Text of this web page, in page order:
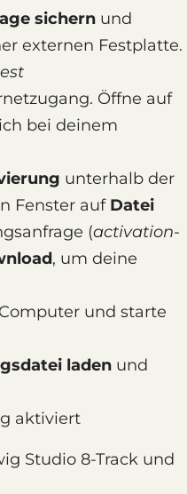
sichern und
externen Festplatte.
Öffne auf
bei deinem
unterhalb der
Fenster auf Datei
(activation-
, um deine
und starte
laden und
aktiviert
Studio 8-Track und